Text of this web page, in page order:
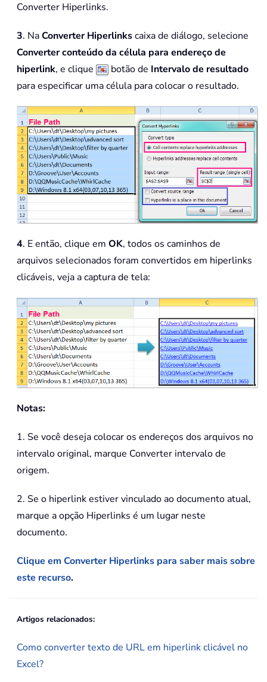
Converter Hiperlinks.
3. NaConverter Hiperlinkscaixa de diálogo, selecione
Converter conteúdo da célula para endereço de
hiperlink, e clique botão de Intervalo de resultado
para especificar uma célula para colocar o resultado.
4. E então, clique em OK, todos os caminhos de
arquivos selecionados foram convertidos em hiperlinks
clicáveis, veja a captura de tela:
Notas:
1. Se você deseja colocar os endereços dos arquivos no
intervalo original, marque Converter intervalo de
origem.
2. Se o hiperlink estiver vinculado ao documento atual,
marque a opção Hiperlinks é um lugar neste
documento.
Clique em Converter Hiperlinks para saber mais sobre
este recurso.
Artigos relacionados:
Como converter texto de URL em hiperlink clicável no
Excel?